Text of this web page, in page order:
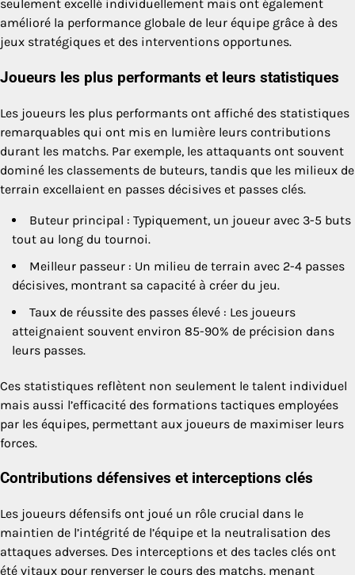
seulement excellé individuellement mais ont également
amélioré la performance globale de leur équipe grâce à des
jeux stratégiques et des interventions opportunes.
Joueurs les plus performants et leurs statistiques
Les joueurs les plus performants ont affiché des statistiques
remarquables qui ont mis en lumière leurs contributions
durant les matchs. Par exemple, les attaquants ont souvent
dominé les classements de buteurs, tandis que les milieux de
terrain excellaient en passes décisives et passes clés.
Buteur principal : Typiquement, un joueur avec 3-5 buts
tout au long du tournoi.
Meilleur passeur : Un milieu de terrain avec 2-4 passes
décisives, montrant sa capacité à créer du jeu.
Taux de réussite des passes élevé : Les joueurs
atteignaient souvent environ 85-90% de précision dans
leurs passes.
Ces statistiques reflètent non seulement le talent individuel
mais aussi l’efficacité des formations tactiques employées
par les équipes, permettant aux joueurs de maximiser leurs
forces.
Contributions défensives et interceptions clés
Les joueurs défensifs ont joué un rôle crucial dans le
maintien de l’intégrité de l’équipe et la neutralisation des
attaques adverses. Des interceptions et des tacles clés ont
été vitaux pour renverser le cours des matchs, menant